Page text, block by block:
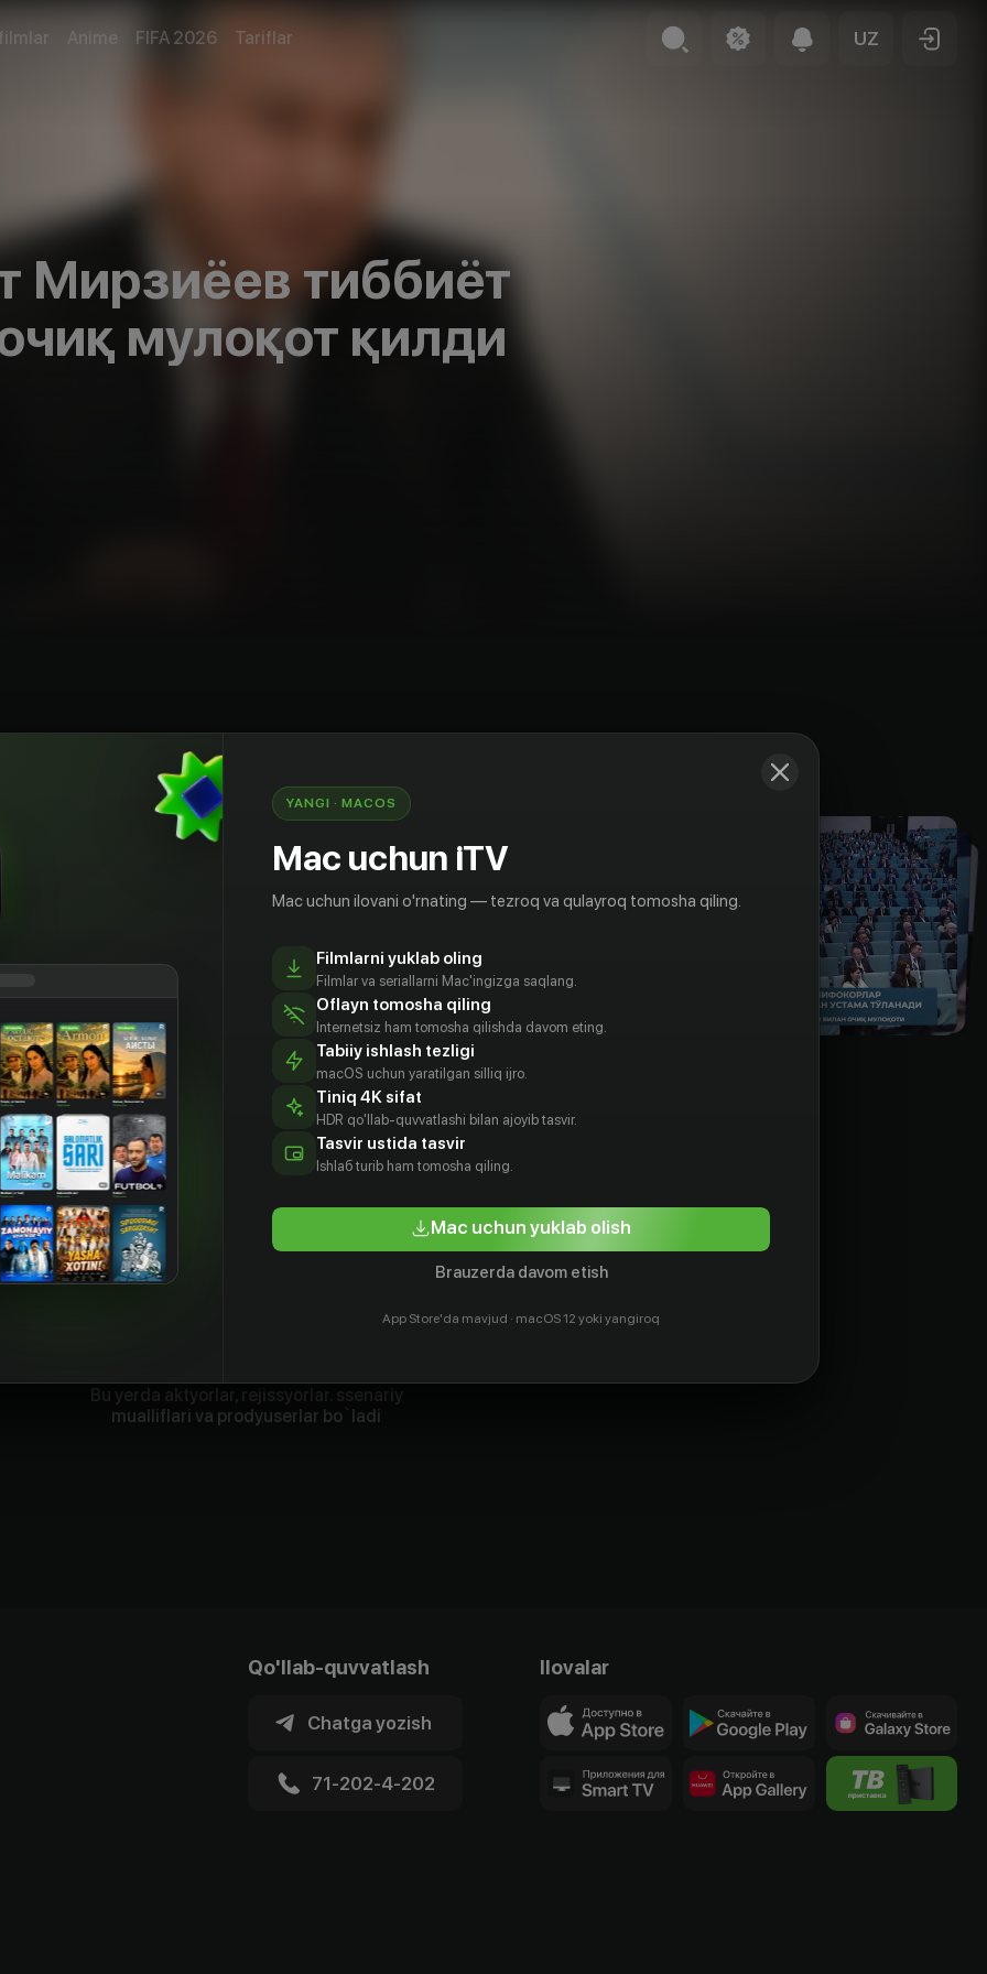
Anime FIFA 2026 Tariflar UZ
Мирзиёев тиббиёт
мулоқот қилди
Президенти Шавкат Мирзиёев 18 март
билан очиқ мулоқот ўтказди. Бу
кўрилиб, ҳам шифокорлар, ҳам
сўралган эди. Жами 25 мингдан зиёд
Уларнинг 8 мингдан кўпи шахсий
17 мингтаси эса тизимга оид
Bu yerda aktyorlar, rejissyorlar. ssenariy
mualliflari va prodyuserlar bo`ladi
Qo'llab-quvvatlash
Chatga yozish
71-202-4-202
Ilovalar
YANGI · MACOS
Mac uchun iTV
Mac uchun ilovani o'rnating — tezroq va qulayroq tomosha qiling.
Filmlarni yuklab oling
Filmlar va seriallarni Mac'ingizga saqlang.
Oflayn tomosha qiling
Internetsiz ham tomosha qilishda davom eting.
Tabiiy ishlash tezligi
macOS uchun yaratilgan silliq ijro.
Tiniq 4K sifat
HDR qo'llab-quvvatlashi bilan ajoyib tasvir.
Tasvir ustida tasvir
Ishlаб turib ham tomosha qiling.
Mac uchun yuklab olish
Brauzerda davom etish
App Store'da mavjud · macOS 12 yoki yangiroq